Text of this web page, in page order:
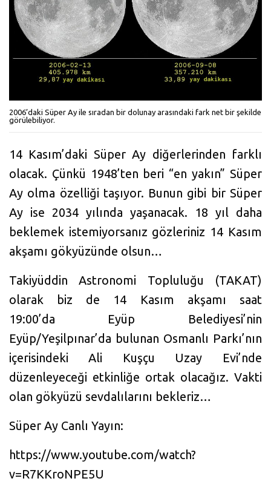
2006’daki Süper Ay ile sıradan bir dolunay arasındaki fark net bir şekilde
görülebiliyor.
14 Kasım’daki Süper Ay diğerlerinden farklı
olacak. Çünkü 1948’ten beri “en yakın” Süper
Ay olma özelliği taşıyor. Bunun gibi bir Süper
Ay ise 2034 yılında yaşanacak. 18 yıl daha
beklemek istemiyorsanız gözleriniz 14 Kasım
akşamı gökyüzünde olsun…
Takiyüddin Astronomi Topluluğu (TAKAT)
olarak biz de 14 Kasım akşamı saat
19:00’da Eyüp Belediyesi’nin
Eyüp/Yeşilpınar’da bulunan Osmanlı Parkı’nın
içerisindeki Ali Kuşçu Uzay Evi’nde
düzenleyeceği etkinliğe ortak olacağız. Vakti
olan gökyüzü sevdalılarını bekleriz…
Süper Ay Canlı Yayın:
https://www.youtube.com/watch?
v=R7KKroNPE5U